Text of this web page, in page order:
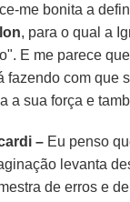
me bonita a
, para o qual a
E me parece
fazendo com que
a sua força e
– Eu penso
levanta
de erros e